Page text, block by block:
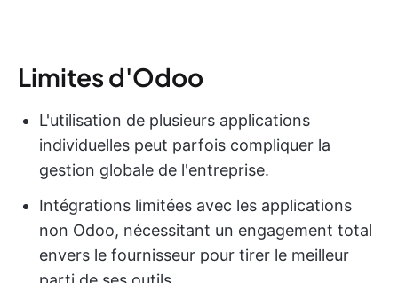
Limites d'Odoo
L'utilisation de plusieurs applications
individuelles peut parfois compliquer la
gestion globale de l'entreprise.
Intégrations limitées avec les applications
non Odoo, nécessitant un engagement total
envers le fournisseur pour tirer le meilleur